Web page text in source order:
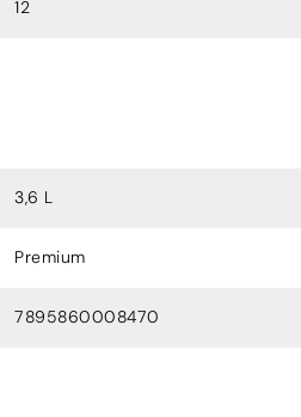
12
3,6 L
Premium
7895860008470